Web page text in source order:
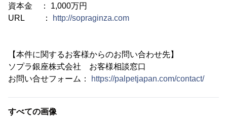
資本金 ： 1,000万円
URL ：
http://sopraginza.com
【本件に関するお客様からのお問い合わせ先】
ソプラ銀座株式会社 お客様相談窓口
お問い合せフォーム：
https://palpetjapan.com/contact/
すべての画像